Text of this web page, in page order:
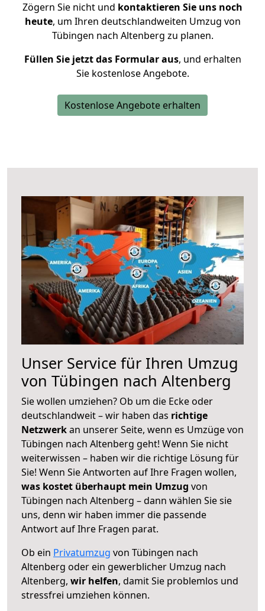
Zögern Sie nicht und kontaktieren Sie uns noch
heute, um Ihren deutschlandweiten Umzug von
Tübingen nach Altenberg zu planen.
Füllen Sie jetzt das Formular aus, und erhalten
Sie kostenlose Angebote.
Kostenlose Angebote erhalten
Unser Service für Ihren Umzug
von Tübingen nach Altenberg
Sie wollen umziehen? Ob um die Ecke oder
deutschlandweit – wir haben das richtige
Netzwerkan unserer Seite, wenn es Umzüge von
Tübingen nach Altenberg geht! Wenn Sie nicht
weiterwissen – haben wir die richtige Lösung für
Sie! Wenn Sie Antworten auf Ihre Fragen wollen,
was kostet überhaupt mein Umzug von
Tübingen nach Altenberg – dann wählen Sie sie
uns, denn wir haben immer die passende
Antwort auf Ihre Fragen parat.
Ob ein Privatumzug von Tübingen nach
Altenberg oder ein gewerblicher Umzug nach
Altenberg, wir helfen, damit Sie problemlos und
stressfrei umziehen können.